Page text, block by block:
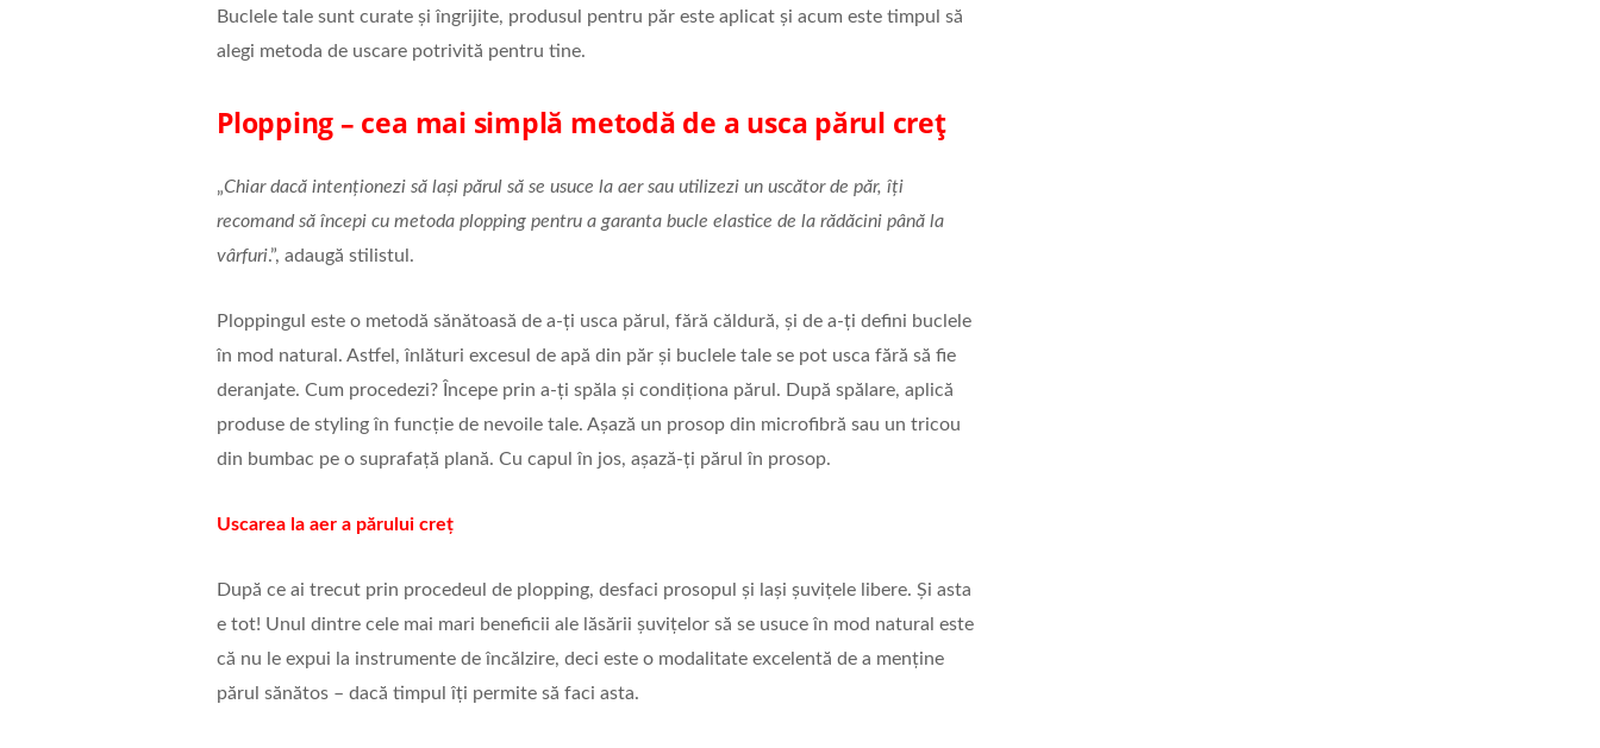
Buclele tale sunt curate și îngrijite, produsul pentru păr este aplicat și acum este timpul să
alegi metoda de uscare potrivită pentru tine.
Plopping – cea mai simplă metodă de a usca părul creț
„Chiar dacă intenționezi să lași părul să se usuce la aer sau utilizezi un uscător de păr, îți
recomand să începi cu metoda plopping pentru a garanta bucle elastice de la rădăcini până la
vârfuri.”, adaugă stilistul.
Ploppingul este o metodă sănătoasă de a-ți usca părul, fără căldură, și de a-ți defini buclele
în mod natural. Astfel, înlături excesul de apă din păr și buclele tale se pot usca fără să fie
deranjate. Cum procedezi? Începe prin a-ți spăla și condiționa părul. După spălare, aplică
produse de styling în funcție de nevoile tale. Așază un prosop din microfibră sau un tricou
din bumbac pe o suprafață plană. Cu capul în jos, așază-ți părul în prosop.
Uscarea la aer a părului creț
După ce ai trecut prin procedeul de plopping, desfaci prosopul și lași șuvițele libere. Și asta
e tot! Unul dintre cele mai mari beneficii ale lăsării șuvițelor să se usuce în mod natural este
că nu le expui la instrumente de încălzire, deci este o modalitate excelentă de a menține
părul sănătos – dacă timpul îți permite să faci asta.